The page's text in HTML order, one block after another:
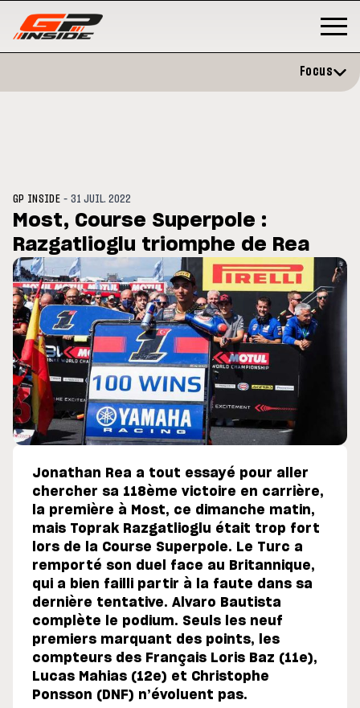
: Horaires et
du GP de Grande-
MOTO GP
Zarco évite l'opération et vise
retour en septembre
Focus
GP INSIDE -31 JUIL. 2022
Most, Course Superpole :
Razgatlioglu triomphe de Rea
Jonathan Rea a tout essayé pour aller
chercher sa 118ème victoire en carrière,
la première à Most, ce dimanche matin,
mais Toprak Razgatlioglu était trop fort
lors de la Course Superpole. Le Turc a
remporté son duel face au Britannique,
qui a bien failli partir à la faute dans sa
dernière tentative. Alvaro Bautista
complète le podium. Seuls les neuf
premiers marquant des points, les
compteurs des Français Loris Baz (11e),
Lucas Mahias (12e) et Christophe
Ponsson (DNF) n’évoluent pas.